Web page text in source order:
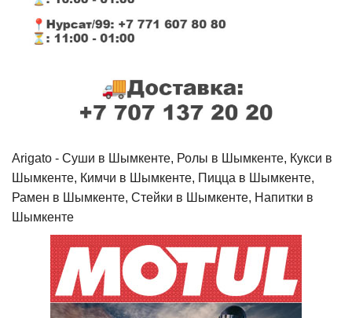
Arigato - Cуши в Шымкенте, Ролы в Шымкенте, Кукси в
Шымкенте, Кимчи в Шымкенте, Пицца в Шымкенте,
Рамен в Шымкенте, Стейки в Шымкенте, Напитки в
Шымкенте